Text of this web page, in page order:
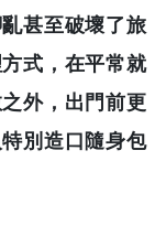
甚至破壞了旅
式，在平常就
外，出門前更
別造口隨身包